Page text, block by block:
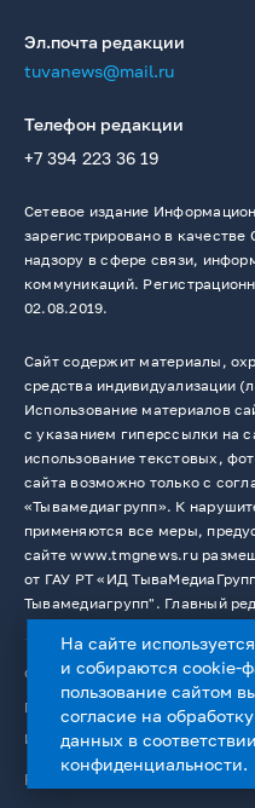
Эл.почта редакции
tuvanews@mail.ru
Телефон редакции
+7 394 223 36 19
Сетевое издание
зарегистрировано в
надзору в сфере связи,
коммуникаций.
02.08.2019.
Сайт содержит материалы,
средства индивидуализации
Использование материалов
с указанием гиперссылки на
использование текстовых,
сайта возможно только с
«Тывамедиагрупп». К
применяются все меры,
сайте www.tmgnews.ru
от ГАУ РТ «ИД
Тывамедиагрупп". Главный
© 2026. Все права защищены.
Пользовательское соглашение
Использование cookie-файлов
Работает на
На сайте
и собираются cookie-
пользование сайтом
согласие на
данных в
конфиденциальности.